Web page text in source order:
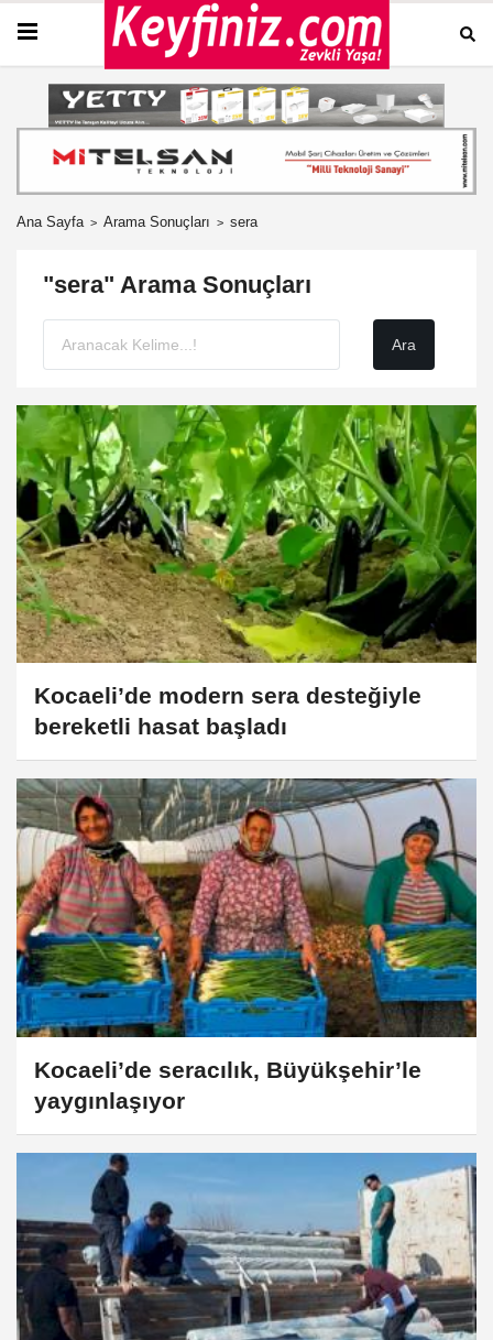
Ana Sayfa Arama Sonuçları sera
"sera" Arama Sonuçları
Kocaeli’de modern sera desteğiyle
bereketli hasat başladı
Kocaeli’de seracılık, Büyükşehir’le
yaygınlaşıyor